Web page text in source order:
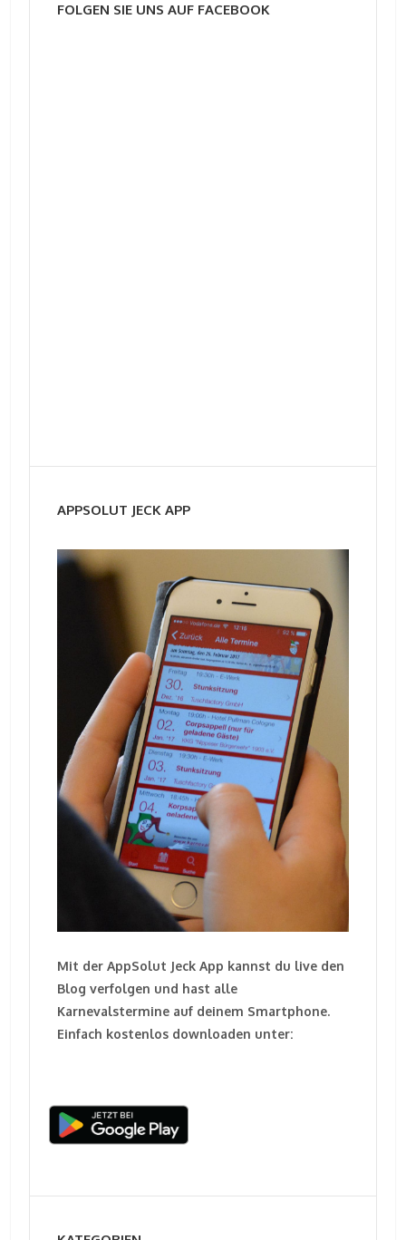
FOLGEN SIE UNS AUF FACEBOOK
APPSOLUT JECK APP
Mit der AppSolut Jeck App kannst du live den
Blog verfolgen und hast alle
Karnevalstermine auf deinem Smartphone.
Einfach kostenlos downloaden unter: